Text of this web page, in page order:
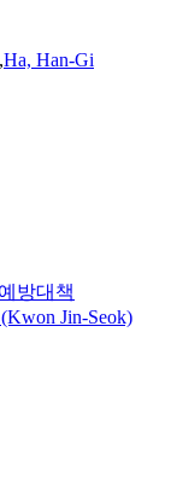
,Ha, Han-Gi
방대책
Jin-Seok)